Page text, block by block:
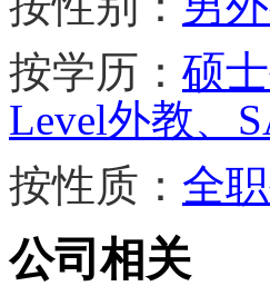
按学历： 硕
Level外教、
按性质： 全
公司相关